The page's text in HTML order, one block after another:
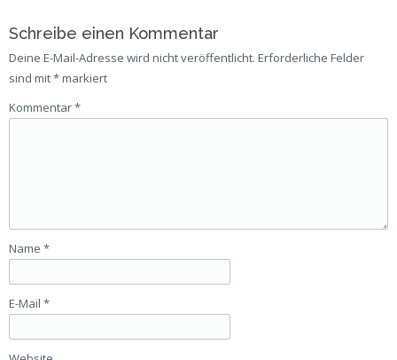
Schreibe einen Kommentar
Deine E-Mail-Adresse wird nicht veröffentlicht. Erforderliche Felder
sind mit*markiert
Kommentar*
Name *
E-Mail *